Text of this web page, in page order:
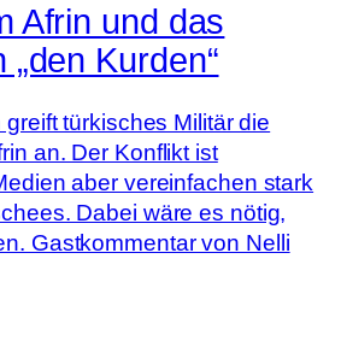
Afrin und das
Kurden“
türkisches Militär die
an. Der Konflikt ist
aber vereinfachen stark
Dabei wäre es nötig,
Gastkommentar von Nelli